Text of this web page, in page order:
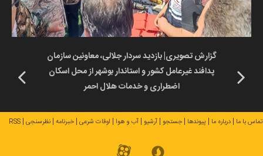
گزارش تصویری| بازدید سردار جلالی، معاونین سازمان
پدافند غیرعامل کشور و استاندار بوشهر از محل اسکان
اضطراری و خدمات هلال احمر
تماس با ما درباره ما پیوندها جستجو آرشیو آب و هوا اوقات شرعی خبرنامه نظرسنجی RSS